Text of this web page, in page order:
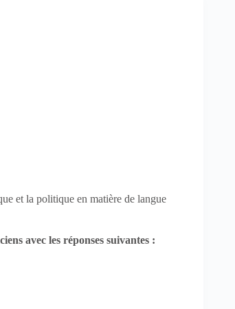
et la politique en matière de langue
avec les réponses suivantes :